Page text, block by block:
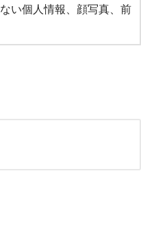
い個人情報、顔写真、前